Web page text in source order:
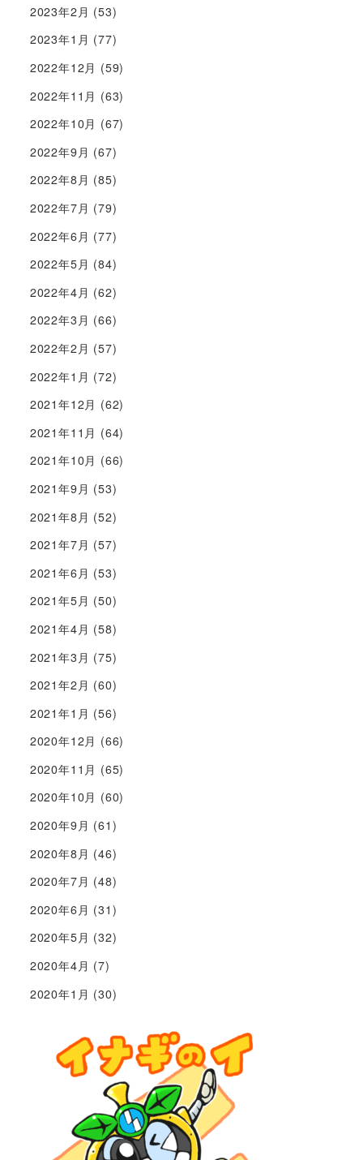
2023年2月 (53)
2023年1月 (77)
2022年12月 (59)
2022年11月 (63)
2022年10月 (67)
2022年9月 (67)
2022年8月 (85)
2022年7月 (79)
2022年6月 (77)
2022年5月 (84)
2022年4月 (62)
2022年3月 (66)
2022年2月 (57)
2022年1月 (72)
2021年12月 (62)
2021年11月 (64)
2021年10月 (66)
2021年9月 (53)
2021年8月 (52)
2021年7月 (57)
2021年6月 (53)
2021年5月 (50)
2021年4月 (58)
2021年3月 (75)
2021年2月 (60)
2021年1月 (56)
2020年12月 (66)
2020年11月 (65)
2020年10月 (60)
2020年9月 (61)
2020年8月 (46)
2020年7月 (48)
2020年6月 (31)
2020年5月 (32)
2020年4月 (7)
2020年1月 (30)